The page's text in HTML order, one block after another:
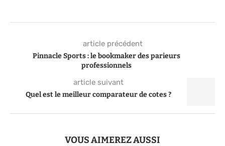
article précédent
Pinnacle Sports : le bookmaker des parieurs
professionnels
article suivant
Quel est le meilleur comparateur de cotes ?
VOUS AIMEREZ AUSSI